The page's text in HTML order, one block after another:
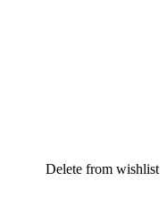
Delete from wishlist